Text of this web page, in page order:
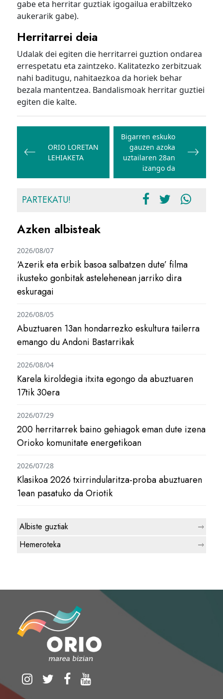
gabe eta herritar guztiak igogailua erabiltzeko
aukerarik gabe).
Herritarrei deia
Udalak dei egiten die herritarrei guztion ondarea
errespetatu eta zaintzeko. Kalitatezko zerbitzuak
nahi baditugu, nahitaezkoa da horiek behar
bezala mantentzea. Bandalismoak herritar guztiei
egiten die kalte.
Bidalketetan
nabigatuORIO LORETAN
LEHIAKETA
Bigarren eskuko
gauzen azoka
uztailaren 28an
izango da
PARTEKATU!
Azken albisteak
‘Azerik eta erbik basoa salbatzen dute’ filma
ikusteko gonbitak astelehenean jarriko dira
eskuragai
2026/08/07
Abuztuaren 13an hondarrezko eskultura tailerra
emango du Andoni Bastarrikak
2026/08/05
Karela kiroldegia itxita egongo da abuztuaren
17tik 30era
2026/08/04
200 herritarrek baino gehiagok eman dute izena
Orioko komunitate energetikoan
2026/07/29
Klasikoa 2026 txirrindularitza-proba abuztuaren
1ean pasatuko da Oriotik
2026/07/28
Albiste guztiak
Hemeroteka